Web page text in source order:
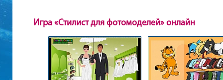
Игра «Стилист для фотомоделей» онлайн